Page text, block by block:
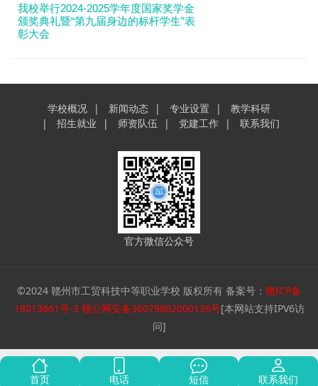
​我校举行2024-2025学年度国家奖学金
颁奖典礼暨“第九届身边的标杆学生”表
彰大会
学校概况 新闻动态 专业设置
教学科研
招生就业
师资队伍 党建工作 联系我们
官方微信公众号
©2024 赣州市工贸科技中等职业学校 版权所有 备案号： 赣ICP备
18013661号-3 赣公网安备36079802000136号[本网站支持IPV6访
问]
首页 电话 短信 联系我们